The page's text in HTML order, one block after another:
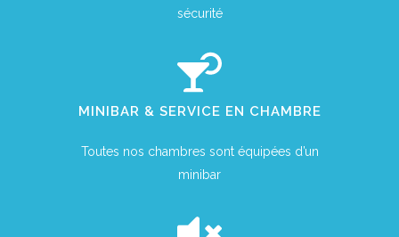
sécurité
MINIBAR & SERVICE EN CHAMBRE
Toutes nos chambres sont équipées d’un
minibar